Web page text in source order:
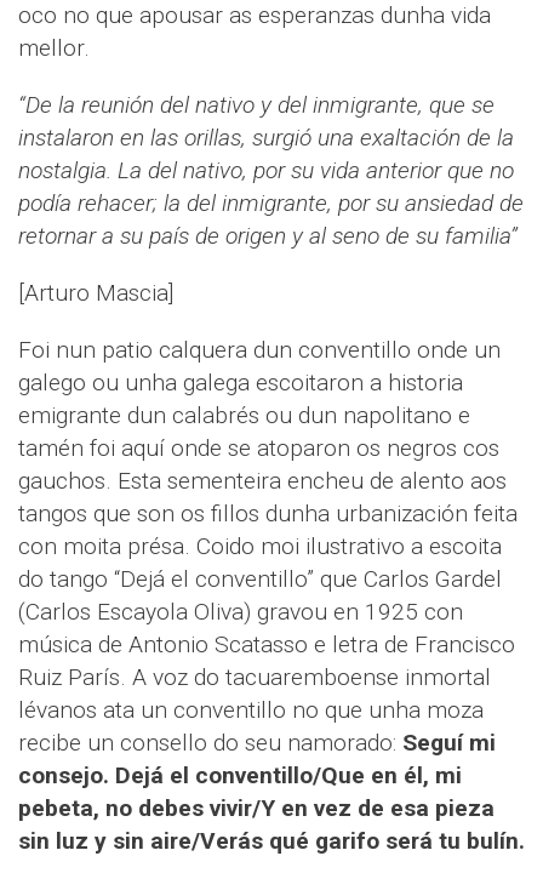
oco no que apousar as esperanzas dunha vida
mellor.
“De la reunión del nativo y del inmigrante, que se
instalaron en las orillas, surgió una exaltación de la
nostalgia. La del nativo, por su vida anterior que no
podía rehacer; la del inmigrante, por su ansiedad de
retornar a su país de origen y al seno de su familia”
[Arturo Mascia]
Foi nun patio calquera dun conventillo onde un
galego ou unha galega escoitaron a historia
emigrante dun calabrés ou dun napolitano e
tamén foi aquí onde se atoparon os negros cos
gauchos. Esta sementeira encheu de alento aos
tangos que son os fillos dunha urbanización feita
con moita présa. Coido moi ilustrativo a escoita
do tango “Dejá el conventillo” que Carlos Gardel
(Carlos Escayola Oliva) gravou en 1925 con
música de Antonio Scatasso e letra de Francisco
Ruiz París. A voz do tacuaremboense inmortal
lévanos ata un conventillo no que unha moza
recibe un consello do seu namorado: Seguí mi
consejo. Dejá el conventillo/Que en él, mi
pebeta, no debes vivir/Y en vez de esa pieza
sin luz y sin aire/Verás qué garifo será tu bulín.